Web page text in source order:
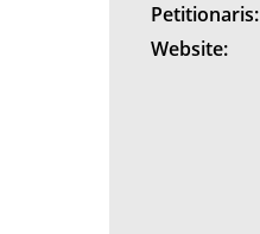
Petitionaris:
Website: